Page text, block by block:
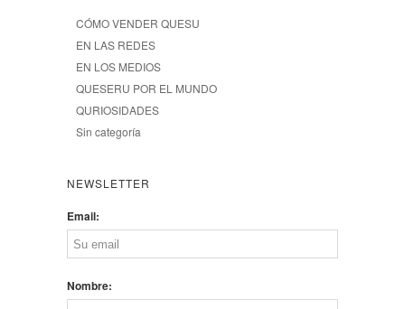
CÓMO VENDER QUESU
EN LAS REDES
EN LOS MEDIOS
QUESERU POR EL MUNDO
QURIOSIDADES
Sin categoría
NEWSLETTER
Email:
Nombre: